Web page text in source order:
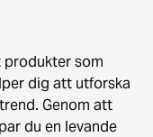
som
dig att utforska
Genom att
du en levande